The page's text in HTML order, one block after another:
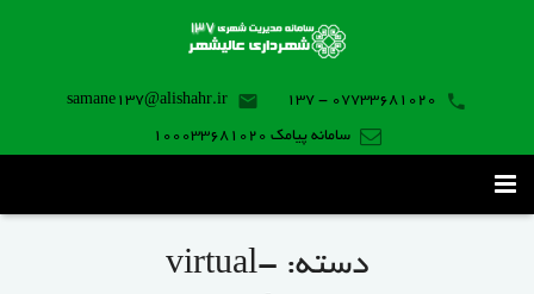
07733681020 - 137
samane137@alishahr.ir
سامانه پیامک 100033681020
دسته: virtual-